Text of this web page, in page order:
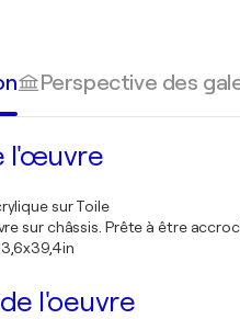
Perspective des
l'œuvre
sur Toile
sur châssis. Prête à être
l'oeuvre